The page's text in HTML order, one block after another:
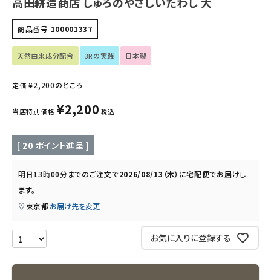
日用品雑貨
フェムケア
インナー・下着・ナイトウェア
フード・ドリンク
ブランド
オリジナルブランド
商品番号 100001337
天然由来成分配合 3Rの実践 日本製
定価 ¥2,200のところ
当店特別価格 ¥2,200 税込
[ 20 ポイント進呈 ]
明日13時00分までのご注文で2026/08/13（木） に宅配便でお届けし
ます。
東京都 お届け先を変更
お気に入りに登録する